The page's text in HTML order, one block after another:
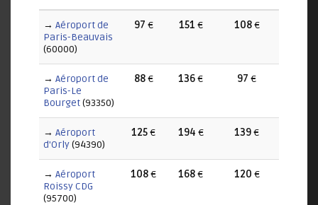
→ Aéroport de
Paris-Beauvais
(60000)
97 € 151 € 108€
→ Aéroport de
Paris-Le
Bourget(93350)
88€ 136€ 97 €
→ Aéroport
d'Orly(94390)
125€ 194 € 139€
→ Aéroport
Roissy CDG
(95700)
108€ 168€ 120 €